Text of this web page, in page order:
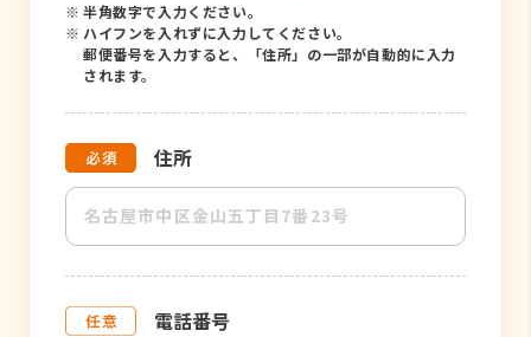
※ 半角数字で入力ください。
※ ハイフンを入れずに入力してください。
郵便番号を入力すると、「住所」の一部が自動的に入力
されます。
住所
電話番号